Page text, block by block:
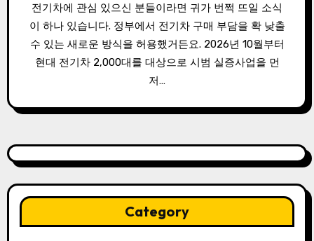
전기차에 관심 있으신 분들이라면 귀가 번쩍 뜨일 소식
이 하나 있습니다. 정부에서 전기차 구매 부담을 확 낮출
수 있는 새로운 방식을 허용했거든요. 2026년 10월부터
현대 전기차 2,000대를 대상으로 시범 실증사업을 먼
저…
Category